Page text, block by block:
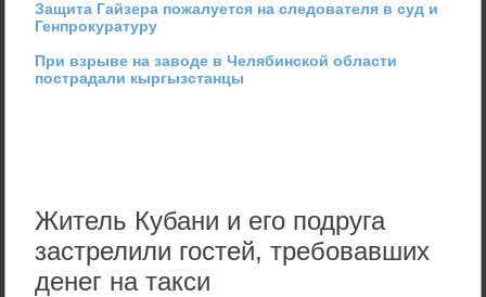
Защита Гайзера пожалуется на следователя в суд и
Генпрокуратуру
При взрыве на заводе в Челябинской области
пострадали кыргызстанцы
Житель Кубани и его подруга
застрелили гостей, требовавших
денег на такси